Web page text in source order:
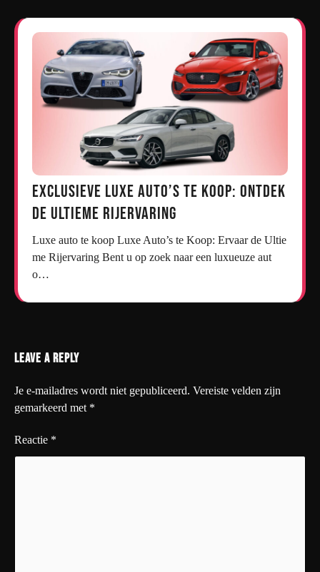
Exclusieve Luxe Auto’s te Koop: Ontdek
de Ultieme Rijervaring
Luxe auto te koop Luxe Auto’s te Koop: Ervaar de Ultie
me Rijervaring Bent u op zoek naar een luxueuze aut
o…
Leave a Reply
Je e-mailadres wordt niet gepubliceerd. Vereiste velden zijn
gemarkeerd met *
Reactie *